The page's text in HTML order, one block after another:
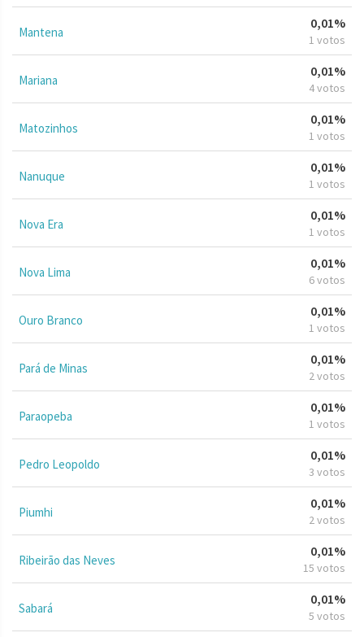
Mantena
0,01%
1 votos
Mariana
0,01%
4 votos
Matozinhos
0,01%
1 votos
Nanuque
0,01%
1 votos
Nova Era
0,01%
1 votos
Nova Lima
0,01%
6 votos
Ouro Branco
0,01%
1 votos
Pará de Minas
0,01%
2 votos
Paraopeba
0,01%
1 votos
Pedro Leopoldo
0,01%
3 votos
Piumhi
0,01%
2 votos
Ribeirão das Neves
0,01%
15 votos
Sabará
0,01%
5 votos